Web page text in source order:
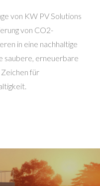
von KW PV Solutions
von CO2-
in eine nachhaltige
saubere, erneuerbare
Zeichen für